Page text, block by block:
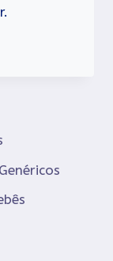
Genéricos